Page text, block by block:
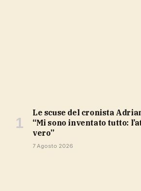
Le scuse del cronista Adriano Cappellari:
“Mi sono inventato tutto:
vero”
7 Agosto 2026